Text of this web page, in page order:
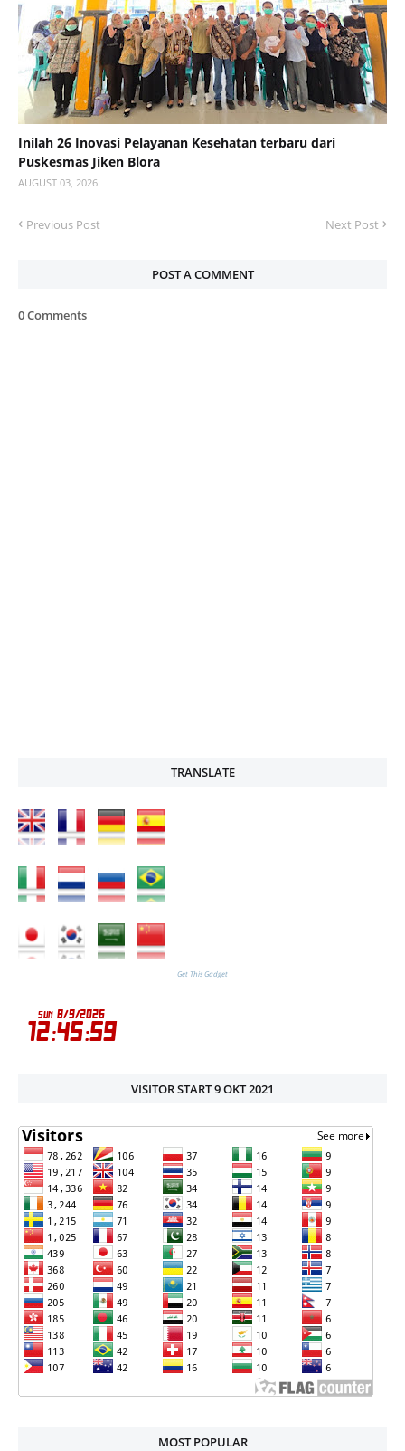
Inilah 26 Inovasi Pelayanan Kesehatan terbaru dari
Puskesmas Jiken Blora
AUGUST 03, 2026
Previous Post Next Post
POST A COMMENT
0 Comments
TRANSLATE
Get This Gadget
VISITOR START 9 OKT 2021
MOST POPULAR